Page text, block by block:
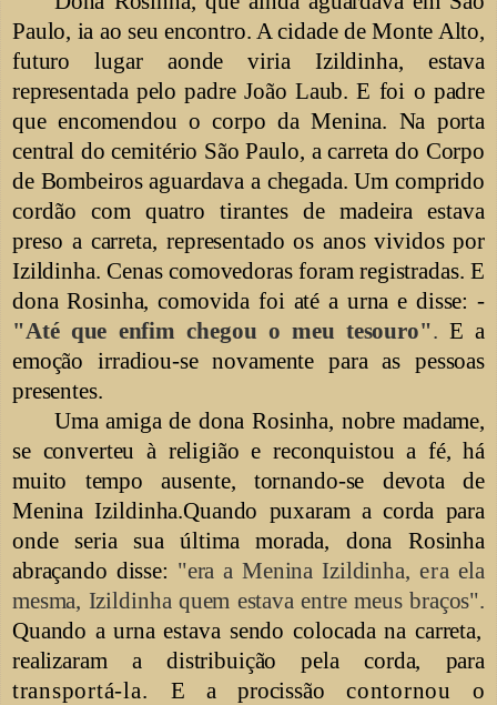
Paulo, ia ao seu encontro. A cidade de Monte Alto,
futuro lugar aonde viria Izildinha, estava
representada pelo padre João Laub. E foi o padre
que encomendou o corpo da Menina. Na porta
central do cemitério São Paulo, a carreta do Corpo
de Bombeiros aguardava a chegada. Um comprido
cordão com quatro tirantes de madeira estava
preso a carreta,representado os anos vividos por
Izildinha. Cenas comovedoras foram registradas. E
dona Rosinha, comovida foi até a urna e disse: -
"Até que enfim chegou o meu tesouro". E a
emoção irradiou-se novamente para as pessoas
presentes.
Uma amiga de dona Rosinha, nobre madame,
se converteu à religião e reconquistou a fé, há
muito tempo ausente, tornando-se devota de
Menina Izildinha.Quando puxaram a corda para
onde seria sua última morada, dona Rosinha
abraçando disse: "era a Menina Izildinha, era ela
mesma, Izildinha quem estava entre meus braços".
Quando a urnaestava sendo colocada na carreta,
realizaram a distribuição pela corda, para
transportá-la. E a procissãocontornou o